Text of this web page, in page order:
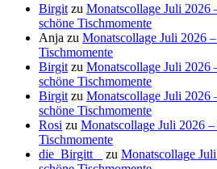
Birgit zu Monatscollage Juli 2026
schöne Tischmomente
Anja zu Monatscollage Juli 2026
Tischmomente
Birgit zu Monatscollage Juli 2026
schöne Tischmomente
Birgit zu Monatscollage Juli 2026
schöne Tischmomente
Rosi zu Monatscollage Juli 2026
Tischmomente
die_Birgitt _
zu Monatscollage